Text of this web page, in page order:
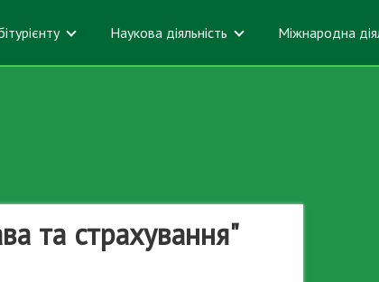
Наукова діяльність Міжнародна
та страхування"